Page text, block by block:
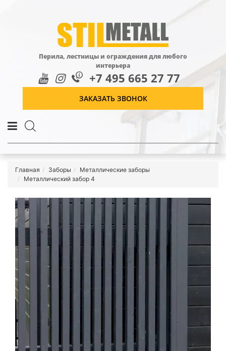
Перила, лестницы и ограждения для любого
интерьера
+7 495 665 27 77
ЗАКАЗАТЬ ЗВОНОК
Главная Заборы
Металлические заборы
Металлический забор 4